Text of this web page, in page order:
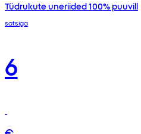
Tüdrukute uneriided 100% puuvill
satsiga
6